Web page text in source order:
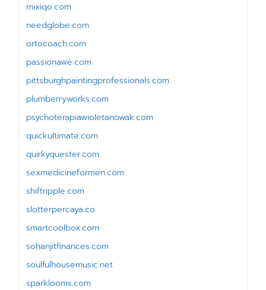
mixiqo.com
needglobe.com
ortocoach.com
passionawe.com
pittsburghpaintingprofessionals.com
plumberryworks.com
psychoterapiawioletanowak.com
quickultimate.com
quirkyquester.com
sexmedicineformen.com
shiftripple.com
slotterpercaya.co
smartcoolbox.com
sohanjitfinances.com
soulfulhousemusic.net
sparklooms.com